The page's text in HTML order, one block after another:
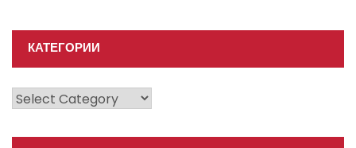
КАТЕГОРИИ
Категории